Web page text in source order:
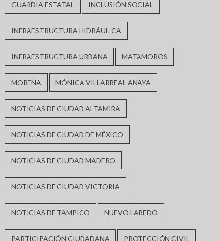
GUARDIA ESTATAL INCLUSIÓN SOCIAL
INFRAESTRUCTURA HIDRÁULICA
INFRAESTRUCTURA URBANA MATAMOROS
MORENA MÓNICA VILLARREAL ANAYA
NOTICIAS DE CIUDAD ALTAMIRA
NOTICIAS DE CIUDAD DE MÉXICO
NOTICIAS DE CIUDAD MADERO
NOTICIAS DE CIUDAD VICTORIA
NOTICIAS DE TAMPICO NUEVO LAREDO
PARTICIPACIÓN CIUDADANA PROTECCIÓN CIVIL